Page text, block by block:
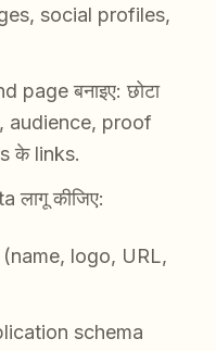
social profiles,
page बनाइए: छोटा
audience, proof
के links.
लागू कीजिए:
logo, URL,
schema